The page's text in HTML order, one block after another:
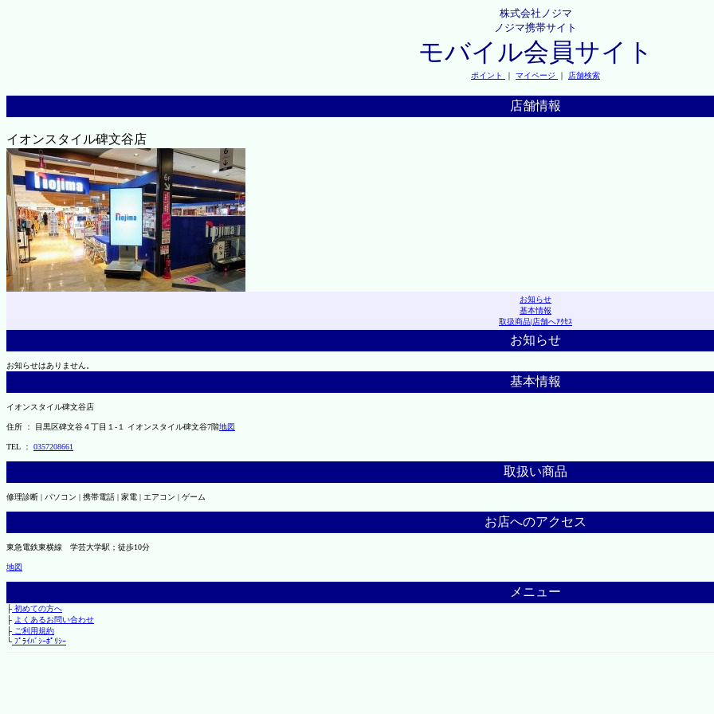
株式会社ノジマ
ノジマ携帯サイト
モバイル会員サイト
ポイント ｜ マイページ ｜ 店舗検索
店舗情報
イオンスタイル碑文谷店
お知らせ
基本情報
取扱商品|店舗へｱｸｾｽ
お知らせ
お知らせはありません。
基本情報
イオンスタイル碑文谷店
住所 ： 目黒区碑文谷４丁目１-１ イオンスタイル碑文谷7階地図
TEL ： 0357208661
取扱い商品
修理診断 | パソコン | 携帯電話 | 家電 | エアコン | ゲーム
お店へのアクセス
東急電鉄東横線 学芸大学駅；徒歩10分
地図
メニュー
├初めての方へ
├ よくあるお問い合わせ
├ご利用規約
└ﾌﾟﾗｲﾊﾞｼｰﾎﾟﾘｼｰ